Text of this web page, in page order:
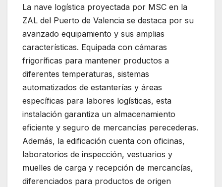
La nave logística proyectada por MSC en la
ZAL del Puerto de Valencia se destaca por su
avanzado equipamiento y sus amplias
características. Equipada con cámaras
frigoríficas para mantener productos a
diferentes temperaturas, sistemas
automatizados de estanterías y áreas
específicas para labores logísticas, esta
instalación garantiza un almacenamiento
eficiente y seguro de mercancías perecederas.
Además, la edificación cuenta con oficinas,
laboratorios de inspección, vestuarios y
muelles de carga y recepción de mercancías,
diferenciados para productos de origen